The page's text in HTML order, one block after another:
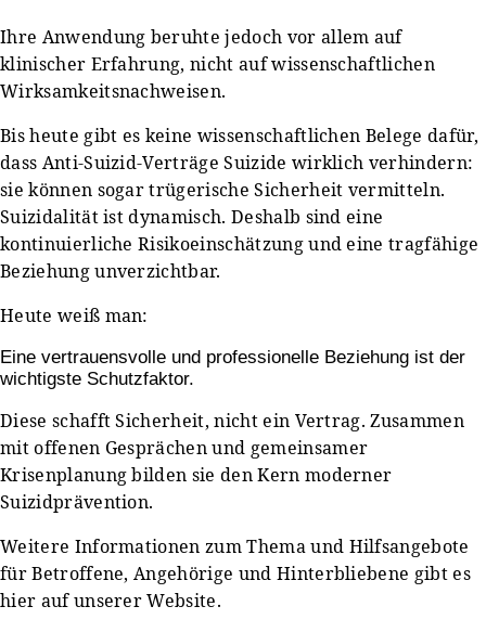
Ihre Anwendung beruhte jedoch vor allem auf
klinischer Erfahrung, nicht auf wissenschaftlichen
Wirksamkeitsnachweisen.
Bis heute gibt es keine wissenschaftlichen Belege dafür,
dass Anti-Suizid-Verträge Suizide wirklich verhindern:
sie können sogar trügerische Sicherheit vermitteln.
Suizidalität ist dynamisch. Deshalb sind eine
kontinuierliche Risikoeinschätzung und eine tragfähige
Beziehung unverzichtbar.
Heute weiß man:
Eine vertrauensvolle und professionelle Beziehung ist der
wichtigste Schutzfaktor.
Diese schafft Sicherheit, nicht ein Vertrag. Zusammen
mit offenen Gesprächen und gemeinsamer
Krisenplanung bilden sie den Kern moderner
Suizidprävention.
Weitere Informationen zum Thema und Hilfsangebote
für Betroffene, Angehörige und Hinterbliebene gibt es
hier auf unserer Website.